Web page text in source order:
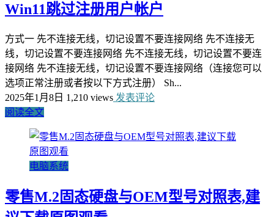
Win11跳过注册用户帐户
方式一 先不连接无线，切记设置不要连接网络 先不连接无
线，切记设置不要连接网络 先不连接无线，切记设置不要连
接网络 先不连接无线，切记设置不要连接网络（连接您可以
选项正常注册或者按以下方式注册） Sh...
2025年1月8日 1,210 views 发表评论
阅读全文
电脑系统
零售M.2固态硬盘与OEM型号对照表,建